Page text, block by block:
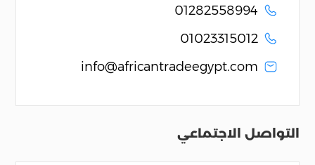
01282558994
01023315012
info@africantradeegypt.com
التواصل الاجتماعي